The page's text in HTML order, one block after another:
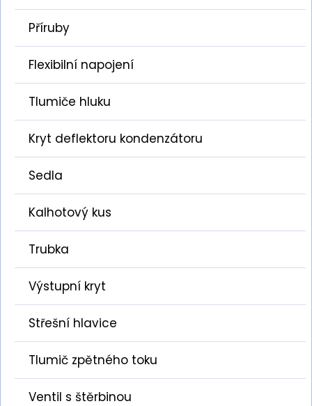
Příruby
Flexibilní napojení
Tlumiče hluku
Kryt deflektoru kondenzátoru
Sedla
Kalhotový kus
Trubka
Výstupní kryt
Střešní hlavice
Tlumič zpětného toku
Ventil s štěrbinou